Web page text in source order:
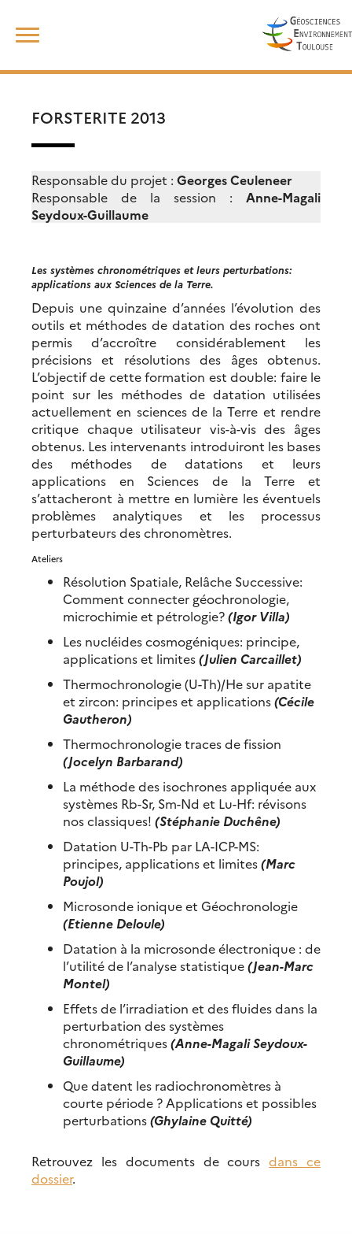
content
FORSTERITE 2013
Responsable du projet : Georges Ceuleneer
Responsable de la session :
Anne-Magali
Seydoux-Guillaume
Les systèmes chronométriques et leurs perturbations:
applications aux Sciences de la Terre.
Depuis une quinzaine d’années l’évolution des
outils et méthodes de datation des roches ont
permis d’accroître considérablement les
précisions et résolutions des âges obtenus.
L’objectif de cette formation est double: faire le
point sur les méthodes de datation utilisées
actuellement en sciences de la Terre et rendre
critique chaque utilisateur vis-à-vis des âges
obtenus. Les intervenants introduiront les bases
des méthodes de datations et leurs
applications en Sciences de la Terre et
s’attacheront à mettre en lumière les éventuels
problèmes analytiques et les processus
perturbateurs des chronomètres.
Ateliers
Résolution Spatiale, Relâche Successive:
Comment connecter géochronologie,
microchimie et pétrologie?(Igor Villa)
Les nucléides cosmogéniques: principe,
applications et limites(Julien Carcaillet)
Thermochronologie (U-Th)/He sur apatite
et zircon: principes et applications(Cécile
Gautheron)
Thermochronologie traces de fission
(Jocelyn Barbarand)
La méthode des isochrones appliquée aux
systèmes Rb-Sr, Sm-Nd et Lu-Hf: révisons
nos classiques! (Stéphanie Duchêne)
Datation U-Th-Pb par LA-ICP-MS:
principes, applications et limites(Marc
Poujol)
Microsonde ionique et Géochronologie
(Etienne Deloule)
Datation à la microsonde électronique : de
l’utilité de l’analyse statistique(Jean-Marc
Montel)
Effets de l’irradiation et des fluides dans la
perturbation des systèmes
chronométriques(Anne-Magali Seydoux-
Guillaume)
Que datent les radiochronomètres à
courte période ? Applications et possibles
perturbations(Ghylaine Quitté)
Retrouvez les documents de coursdans ce
dossier.